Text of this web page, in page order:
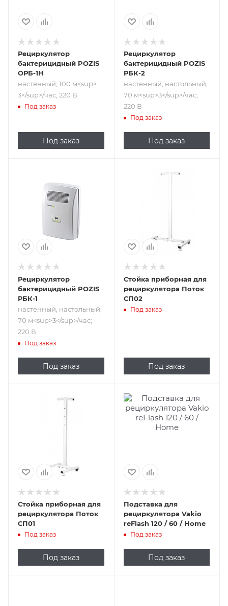
Рециркулятор
бактерицидный POZIS
ОРБ-1Н
настенный; 100 м<sup>​
3</sup>/час; 220 В
Под заказ
Под заказ
Рециркулятор
бактерицидный POZIS
РБК-2
настенный, настольный;
70 м<sup>​3</sup>/час;
220 В
Под заказ
Под заказ
настенный,
настольный; 70
м<sup>​3</sup>/
Рециркулятор
бактерицидный POZIS
РБК-1
настенный, настольный;
70 м<sup>​3</sup>/час;
220 В
Под заказ
Под заказ
Стойка приборная для
рециркулятора Поток
СП02
Под заказ
Под заказ
Стойка приборная для
рециркулятора Поток
СП01
Под заказ
Под заказ
Подставка для
рециркулятора Vakio
reFlash 120 / 60 / Home
Под заказ
Под заказ